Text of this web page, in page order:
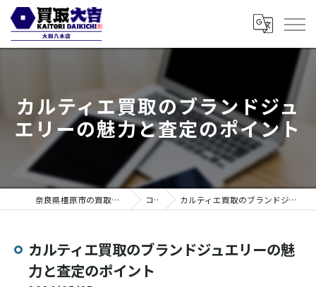
カルティエ買取のブランドジュ
エリーの魅力と査定のポイント
奈良県橿原市の買取なら買取大吉 大和八木店 コラム カルティエ買取のブランドジュエリーの魅力と査定のポイント
カルティエ買取のブランドジュエリーの魅
力と査定のポイント